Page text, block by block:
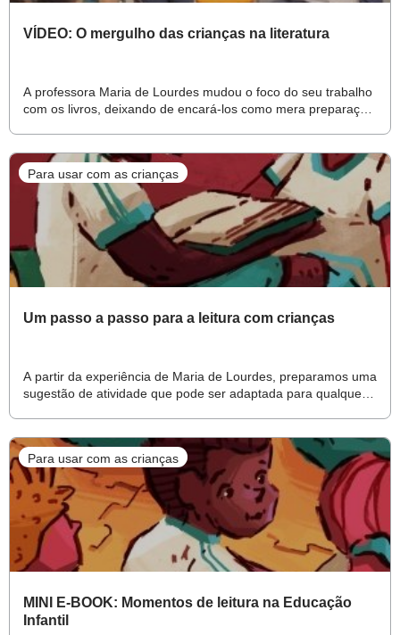
VÍDEO: O mergulho das crianças na literatura
A professora Maria de Lourdes mudou o foco do seu trabalho
com os livros, deixando de encará-los como mera preparação
Para usar com as crianças
Um passo a passo para a leitura com crianças
A partir da experiência de Maria de Lourdes, preparamos uma
sugestão de atividade que pode ser adaptada para qualquer
Para usar com as crianças
MINI E-BOOK: Momentos de leitura na Educação
Infantil